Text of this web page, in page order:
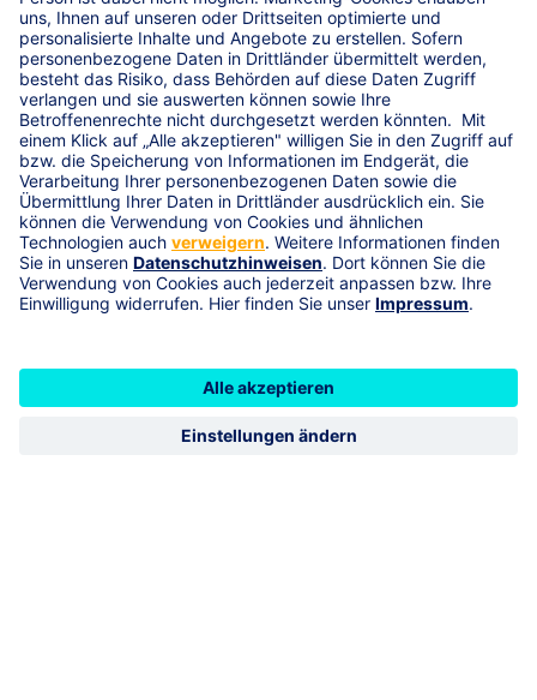
Service-Hotline
Versicherungsbedingungen für die Kfz-
BranchenPolice
Adresse
Hainstädter Straße 6, 63456 Hanau
geschlossen öffnet 09:00